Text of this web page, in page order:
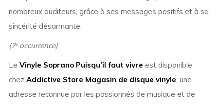
nombreux auditeurs, grâce à ses messages positifs et à sa
sincérité désarmante.
(7ᵉ occurrence)
Le Vinyle Soprano Puisqu’il faut vivre est disponible
chez Addictive Store Magasin de disque vinyle, une
adresse reconnue par les passionnés de musique et de